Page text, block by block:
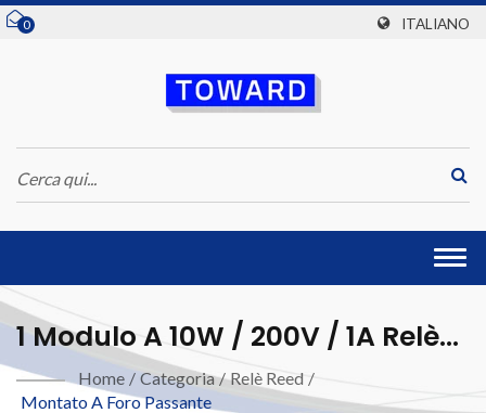
0 ITALIANO
1 Modulo A 10W / 200V / 1A Relè
ReedHome / Categoria / Relè Reed /
Montato A Foro Passante